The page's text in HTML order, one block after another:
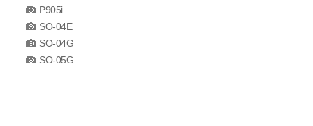
P905i
SO-04E
SO-04G
SO-05G